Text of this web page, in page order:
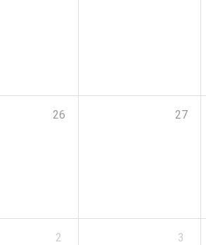
26 27
2 3